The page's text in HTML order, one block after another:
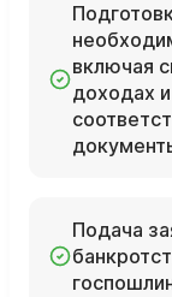
включая
доходах
Подача